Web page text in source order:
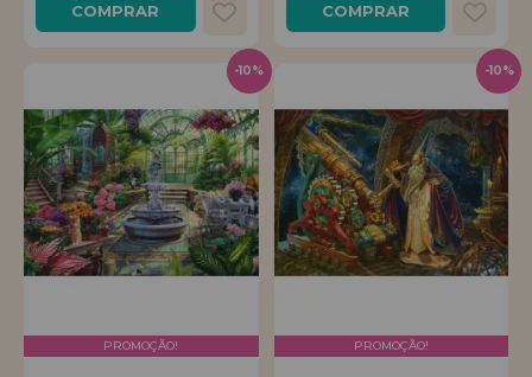
COMPRAR COMPRAR
PROMOÇÃO!
-10%
PROMOÇÃO!
-10%